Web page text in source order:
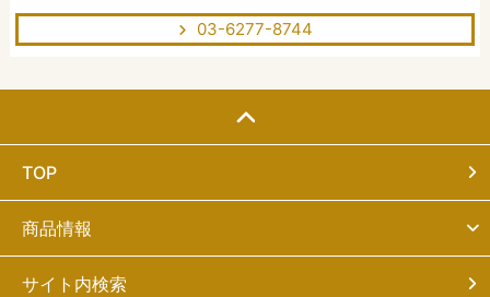
03-6277-8744
TOP
商品情報
サイト内検索